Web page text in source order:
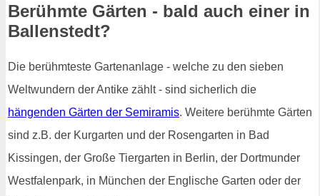
Berühmte Gärten - bald auch einer in
Ballenstedt?
Die berühmteste Gartenanlage - welche zu den sieben
Weltwundern der Antike zählt - sind sicherlich die
hängenden Gärten der Semiramis. Weitere berühmte Gärten
sind z.B. der Kurgarten und der Rosengarten in Bad
Kissingen, der Große Tiergarten in Berlin, der Dortmunder
Westfalenpark, in München der Englische Garten oder der